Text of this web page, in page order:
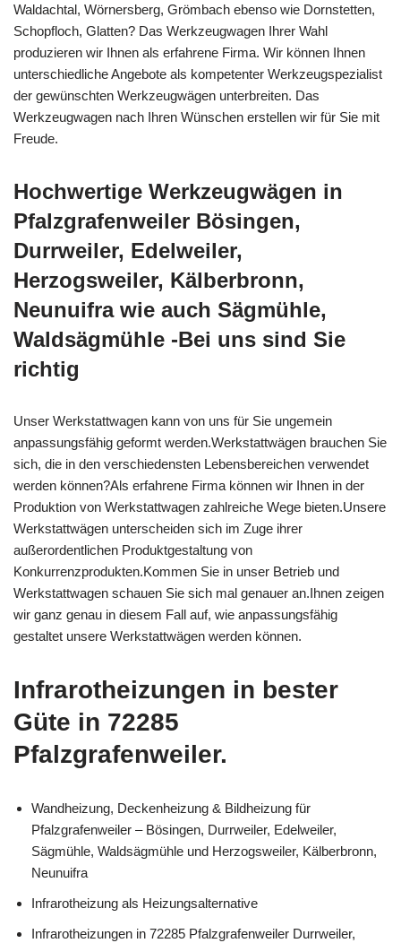
Waldachtal, Wörnersberg, Grömbach ebenso wie Dornstetten,
Schopfloch, Glatten? Das Werkzeugwagen Ihrer Wahl
produzieren wir Ihnen als erfahrene Firma. Wir können Ihnen
unterschiedliche Angebote als kompetenter Werkzeugspezialist
der gewünschten Werkzeugwägen unterbreiten. Das
Werkzeugwagen nach Ihren Wünschen erstellen wir für Sie mit
Freude.
Hochwertige Werkzeugwägen in
Pfalzgrafenweiler Bösingen,
Durrweiler, Edelweiler,
Herzogsweiler, Kälberbronn,
Neunuifra wie auch Sägmühle,
Waldsägmühle -Bei uns sind Sie
richtig
Unser Werkstattwagen kann von uns für Sie ungemein
anpassungsfähig geformt werden.Werkstattwägen brauchen Sie
sich, die in den verschiedensten Lebensbereichen verwendet
werden können?Als erfahrene Firma können wir Ihnen in der
Produktion von Werkstattwagen zahlreiche Wege bieten.Unsere
Werkstattwägen unterscheiden sich im Zuge ihrer
außerordentlichen Produktgestaltung von
Konkurrenzprodukten.Kommen Sie in unser Betrieb und
Werkstattwagen schauen Sie sich mal genauer an.Ihnen zeigen
wir ganz genau in diesem Fall auf, wie anpassungsfähig
gestaltet unsere Werkstattwägen werden können.
Infrarotheizungen in bester
Güte in 72285
Pfalzgrafenweiler.
Wandheizung, Deckenheizung & Bildheizung für
Pfalzgrafenweiler – Bösingen, Durrweiler, Edelweiler,
Sägmühle, Waldsägmühle und Herzogsweiler, Kälberbronn,
Neunuifra
Infrarotheizung als Heizungsalternative
Infrarotheizungen in 72285 Pfalzgrafenweiler Durrweiler,